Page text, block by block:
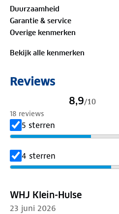
Is je kleding aan vervanging
onze winkels. Wij geven er
aan.
Duurzaamheid
Garantie & service
Overige kenmerken
Bekijk alle kenmerken
Reviews
8,9/10
18 reviews
5 sterren
4 sterren
WHJ Klein-Hulse
23 juni 2026